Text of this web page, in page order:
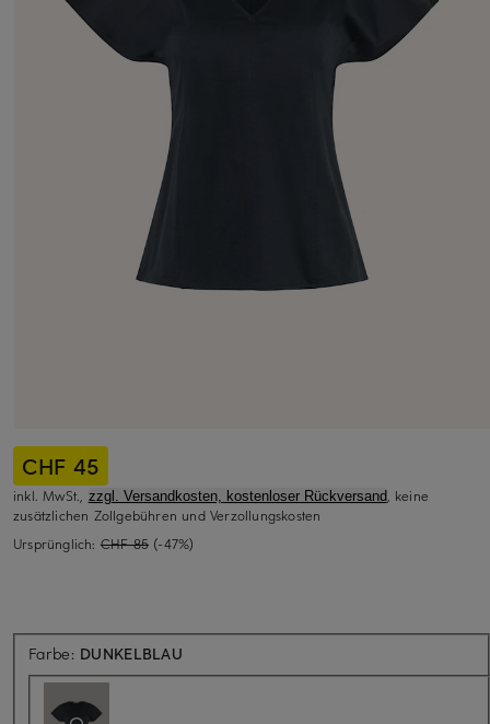
CHF 45
inkl. MwSt., zzgl. Versandkosten, kostenloser Rückversand, keine
zusätzlichen Zollgebühren und Verzollungskosten
Ursprünglich: CHF 85 (-47%)
Farbe: DUNKELBLAU